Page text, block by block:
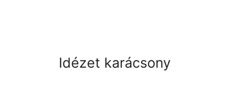
Idézet karácsony